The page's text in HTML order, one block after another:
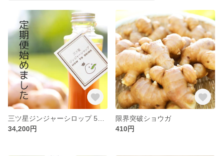
34,200円
限界突破ショウガ
410円